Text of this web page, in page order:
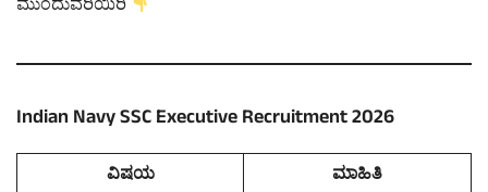
ಮುಂದುವರಿಯಿರಿ
Indian Navy SSC Executive Recruitment 2026
ವಿಷಯ ಮಾಹಿತಿ